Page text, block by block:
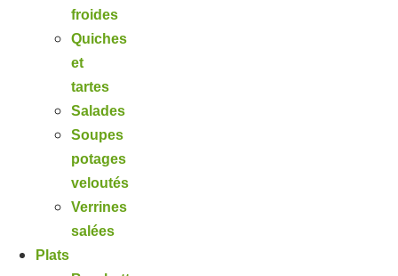
froides
Quiches
et
tartes
Salades
Soupes
potages
veloutés
Verrines
salées
Plats